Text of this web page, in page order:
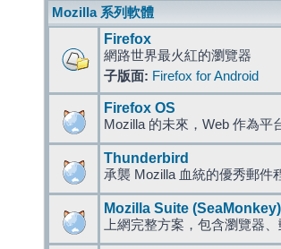
Mozilla 系列軟體
Firefox
網路世界最火紅的瀏覽器
子版面: Firefox for Android
Firefox OS
Mozilla 的未來，Web 作為平
Thunderbird
承襲 Mozilla 血統的優秀郵件
Mozilla Suite (SeaMonkey)
上網完整方案，包含瀏覽器